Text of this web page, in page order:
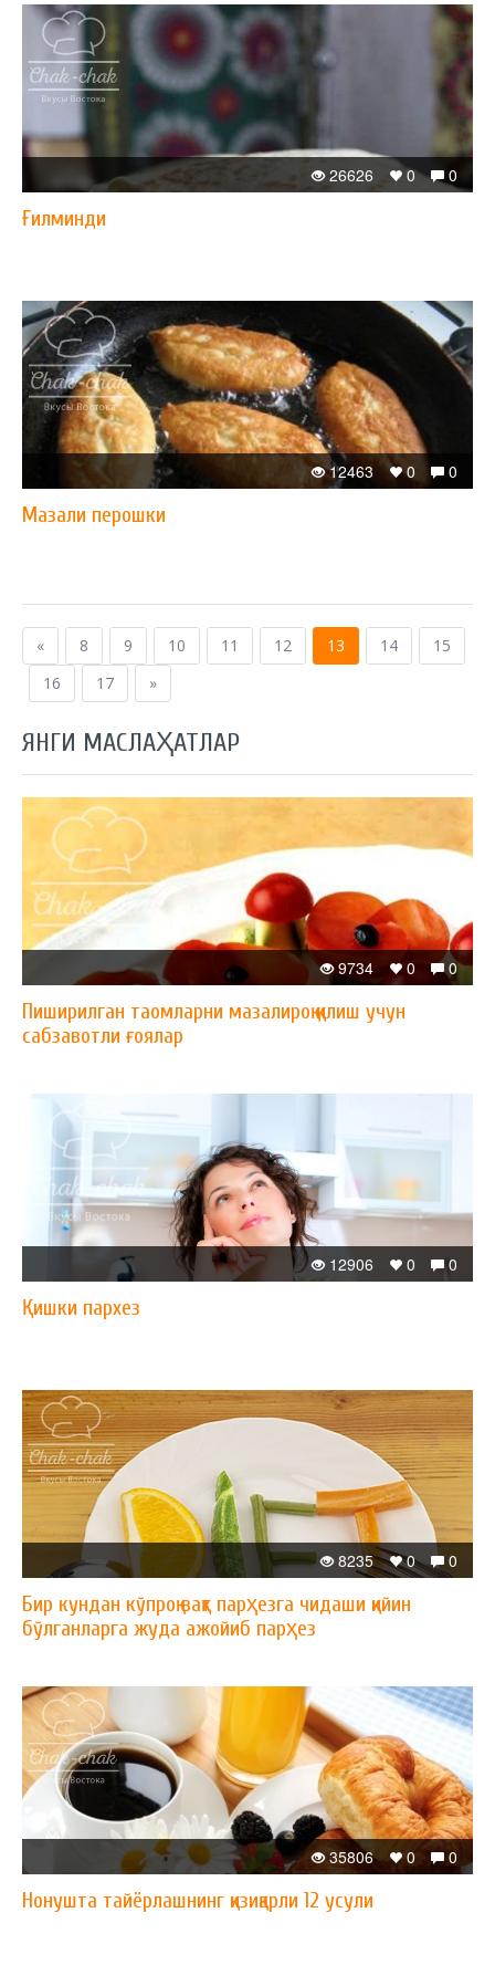
0
0
26626
Ғилминди
0
0
12463
Мазали перошки
« 8 9 10 11 12 13 14
15
16
17 »
ЯНГИ МАСЛАҲАТЛАР
0
0
9734
Пиширилган таомларни мазалироқ қилиш учун
сабзавотли ғоялар
0
0
12906
Қишки пархез
0
0
8235
Бир кундан кўпроқ вақт парҳезга чидаши қийин
бўлганларга жуда ажойиб парҳез
0
0
35806
Нонушта тайёрлашнинг қизиқарли 12 усули